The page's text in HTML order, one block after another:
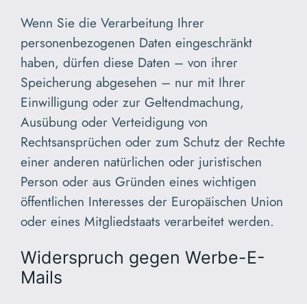
Wenn Sie die Verarbeitung Ihrer
personenbezogenen Daten eingeschränkt
haben, dürfen diese Daten – von ihrer
Speicherung abgesehen – nur mit Ihrer
Einwilligung oder zur Geltendmachung,
Ausübung oder Verteidigung von
Rechtsansprüchen oder zum Schutz der Rechte
einer anderen natürlichen oder juristischen
Person oder aus Gründen eines wichtigen
öffentlichen Interesses der Europäischen Union
oder eines Mitgliedstaats verarbeitet werden.
Widerspruch gegen Werbe-E-
Mails